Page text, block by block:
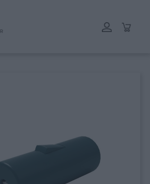
tout l'été mais les délais de livraison